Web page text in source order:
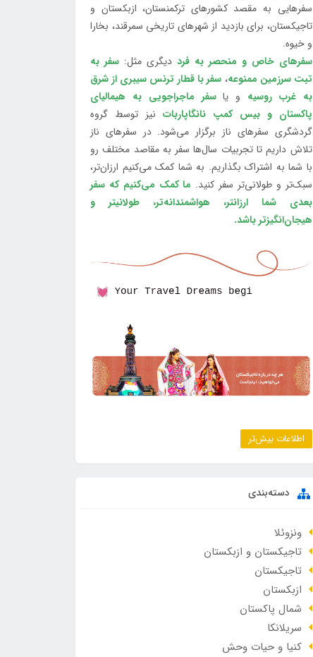
سفرهایی به مقصد کشورهای ترکمنستان، ازبکستان و
تاجیکستان، برای بازدید از شهرهای تاریخی سمرقند، بخارا
و خیوه.
سفرهای خاص و منحصر به فرددیگری مثل:سفر به
تبت سرزمین ممنوعه، سفر با قطار ترنس سیبری از شرق
به غرب روسیه و یاسفر ماجراجویی به هیمالیای
پاکستان و بیس کمپ نانگاپاربات نیز توسط گروه
گردشگری سفرهای ناز برگزار می‌شود. در سفرهای ناز
تلاش داریم تا تجربیات سال‌ها سفر به مقاصد مختلف رو
با شما به اشتراک بگذاریم. به شما کمک می‌کنیم ارزان‌تر،
سبک‌تر و طولانی‌تر سفر کنید. ما کمک می‌کنیم که سفر
بعدی شما ارزانتر، هواشمندانه‌تر، طولانی‎تر و
هیجان‌انگیزتر باشد.
اطلاعات بیش‌تر
دسته‌بندی
ونزوئلا
تاجیکستان و ازبکستان
تاجیکستان
ازبکستان
شمال پاکستان
سریلانکا
کنیا و حیات وحش